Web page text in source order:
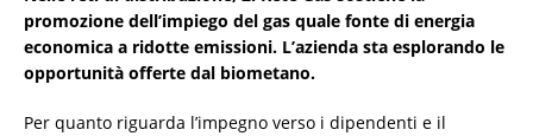
promozione dell’impiego del gas quale fonte di energia
economica a ridotte emissioni. L’azienda sta esplorando le
opportunità offerte dal biometano.
Per quanto riguarda l’impegno verso i dipendenti e il